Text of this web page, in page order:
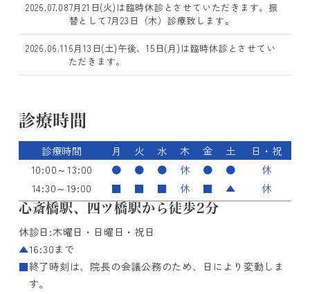
2026.07.087月21日(火)は臨時休診とさせていただきます。振
替として7月23日（木）診療致します。
2026.06.11 6月13日(土)午後、15日(月)は臨時休診とさせてい
ただきます。
診療時間
診療時間 月 火 水 木 金 土
日・祝
10:00～13:00
● ● ● 休 ● ●
休
14:30～19:00
■ ■ ■ 休 ■ ▲ 休
心斎橋駅、四ツ橋駅から徒歩2分
休診日:木曜日・日曜日・祝日
▲16:30まで
■終了時刻は、院長の会議公務のため、日により変動しま
す。